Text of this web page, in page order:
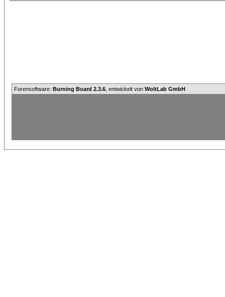
Forensoftware: Burning Board 2.3.6 , entwickelt von WoltLab GmbH